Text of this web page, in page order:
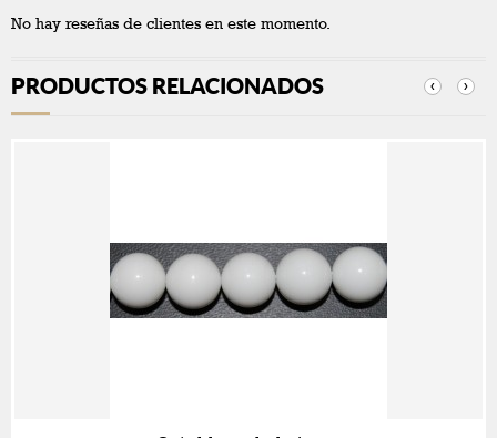
No hay reseñas de clientes en este momento.
PRODUCTOS RELACIONADOS ‹ ›